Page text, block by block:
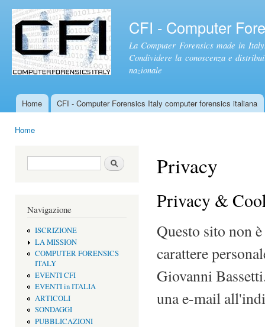
CFI - Computer
La Computer Forensics made in
Condividere la conoscenza e
nazionale
Menu principale
Home CFI - Computer Forensics Italy computer forensics italiana
Home
Form di ricerca Cerca
Navigazione
ISCRIZIONE
LA MISSION
COMPUTER FORENSICS
ITALY
EVENTI CFI
EVENTI in ITALIA
ARTICOLI
SONDAGGI
PUBBLICAZIONI
Privacy
Privacy &
Questo sito non
carattere
Giovanni
una e-mail